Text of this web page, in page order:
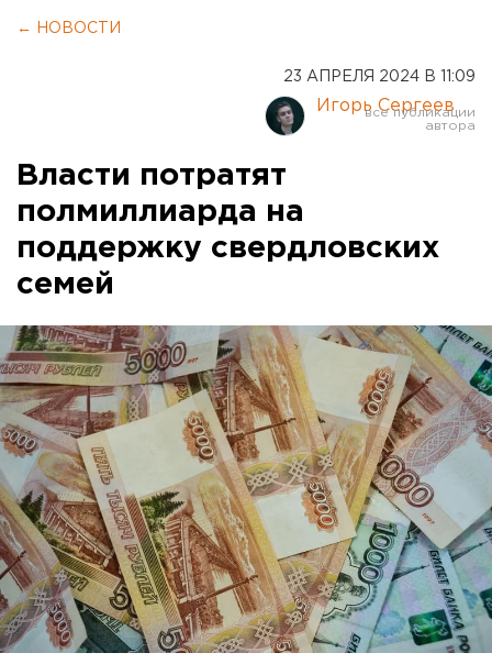
← НОВОСТИ
23 АПРЕЛЯ 2024 В 11:09
Игорь Сергеев
Власти потратят
полмиллиарда на
поддержку свердловских
семей